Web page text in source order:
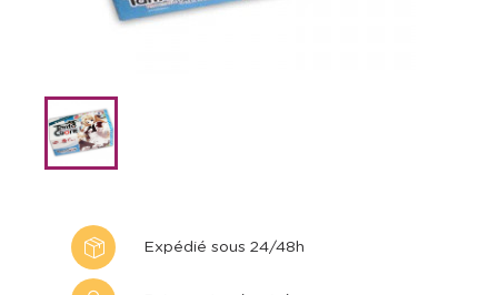
Expédié sous 24/48h